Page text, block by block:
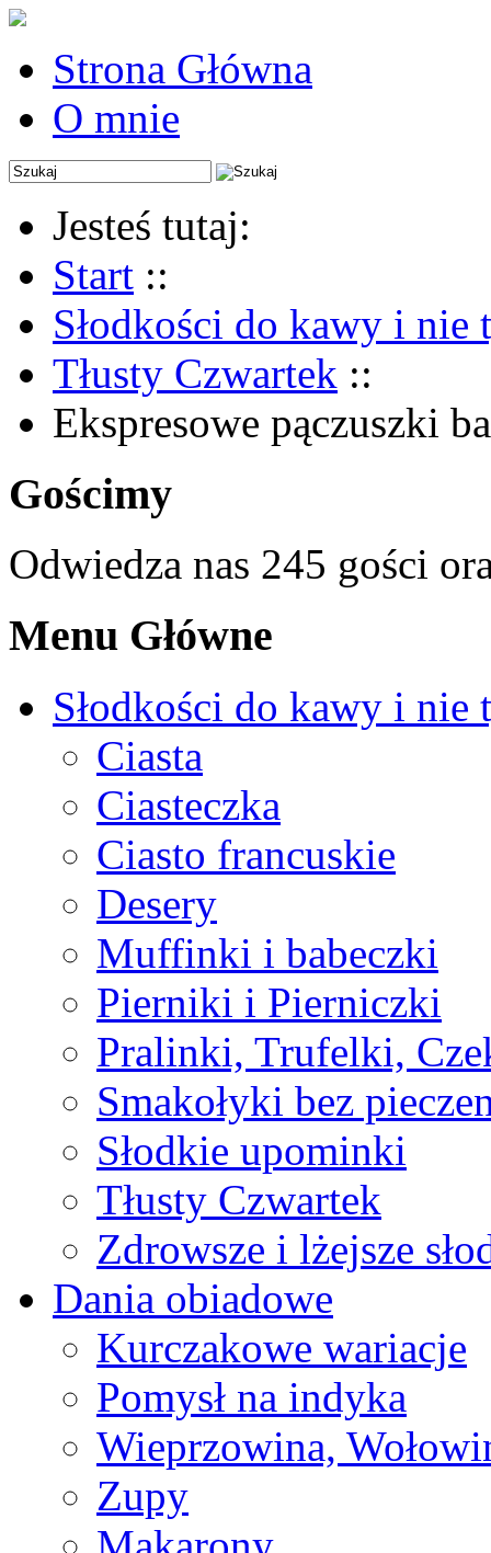
Strona Główna
O mnie
Jesteś tutaj:
Start ::
Słodkości do kawy i nie
Tłusty Czwartek ::
Ekspresowe pączuszki
Gościmy
Odwiedza nas 245 gości
Menu Główne
Słodkości do kawy i nie
Ciasta
Ciasteczka
Ciasto francuskie
Desery
Muffinki i babeczki
Pierniki i Pierniczki
Pralinki, Trufelki,
Smakołyki bez
Słodkie upominki
Tłusty Czwartek
Zdrowsze i lżejsze
Dania obiadowe
Kurczakowe wariacje
Pomysł na indyka
Wieprzowina,
Zupy